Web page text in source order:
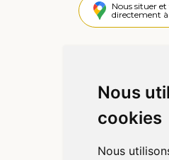
Nous
cookies
Nous
Nous situer
directement
Qui
Déclarer un